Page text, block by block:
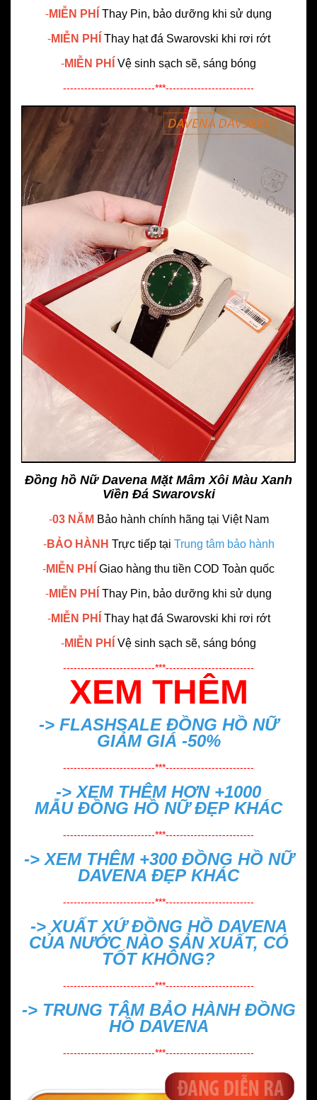
-MIỄN PHÍ Thay Pin, bảo dưỡng khi sử dụng
-MIỄN PHÍ Thay hạt đá Swarovski khi rơi rớt
-MIỄN PHÍ Vệ sinh sạch sẽ, sáng bóng
--------------------------***-------------------------
Đồng hồ Nữ Davena Mặt Mâm Xôi Màu Xanh
Viền Đá Swarovski
-03 NĂM Bảo hành chính hãng tại Việt Nam
-BẢO HÀNH Trực tiếp tại Trung tâm bảo hành
-MIỄN PHÍ Giao hàng thu tiền COD Toàn quốc
-MIỄN PHÍ Thay Pin, bảo dưỡng khi sử dụng
-MIỄN PHÍ Thay hạt đá Swarovski khi rơi rớt
-MIỄN PHÍ Vệ sinh sạch sẽ, sáng bóng
--------------------------***-------------------------
XEM THÊM
-> FLASHSALE ĐỒNG HỒ NỮ
GIẢM GIÁ -50%
--------------------------***-------------------------
-> XEM THÊM HƠN +1000
MẪU ĐỒNG HỒ NỮ ĐẸP KHÁC
--------------------------***-------------------------
-> XEM THÊM +300 ĐỒNG HỒ NỮ
DAVENA ĐẸP KHÁC
--------------------------***-------------------------
->XUẤT XỨ ĐỒNG HỒ DAVENA
CỦA NƯỚC NÀO SẢN XUẤT, CÓ
TỐT KHÔNG?
--------------------------***-------------------------
-> TRUNG TÂM BẢO HÀNH ĐỒNG
HỒ DAVENA
--------------------------***-------------------------